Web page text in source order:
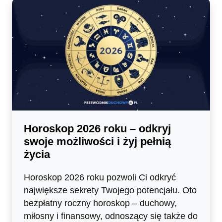
Horoskop 2026 roku – odkryj
swoje możliwości i żyj pełnią
życia
Horoskop 2026 roku pozwoli Ci odkryć
największe sekrety Twojego potencjału. Oto
bezpłatny roczny horoskop – duchowy,
miłosny i finansowy, odnoszący się także do